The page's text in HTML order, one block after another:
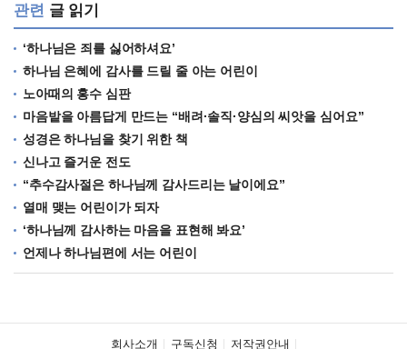
관련 글 읽기
‘하나님은 죄를 싫어하셔요’
하나님 은혜에 감사를 드릴 줄 아는 어린이
노아때의 홍수 심판
마음밭을 아름답게 만드는 “배려·솔직·양심의 씨앗을 심어요”
성경은 하나님을 찾기 위한 책
신나고 즐거운 전도
“추수감사절은 하나님께 감사드리는 날이에요”
열매 맺는 어린이가 되자
‘하나님께 감사하는 마음을 표현해 봐요’
언제나 하나님편에 서는 어린이
회사소개 구독신청 저작권안내